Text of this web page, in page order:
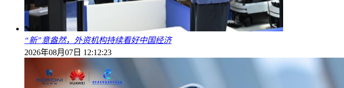
“新”意盎然，外资机构持续看好中国经济
2026年08月07日 12:12:23